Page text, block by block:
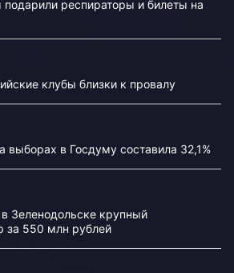
респираторы и билеты на
клубы близки к провалу
выборах в Госдуму составила 32,1%
в Зеленодольске крупный
за 550 млн рублей